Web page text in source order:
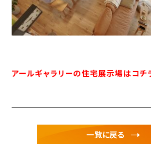
アールギャラリーの住宅展示場はコチ
一覧に戻る